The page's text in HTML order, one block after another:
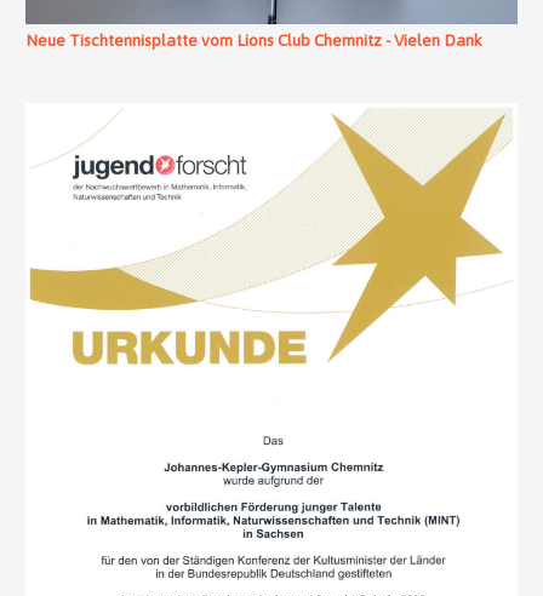
Neue Tischtennisplatte vom Lions Club Chemnitz - Vielen Dank